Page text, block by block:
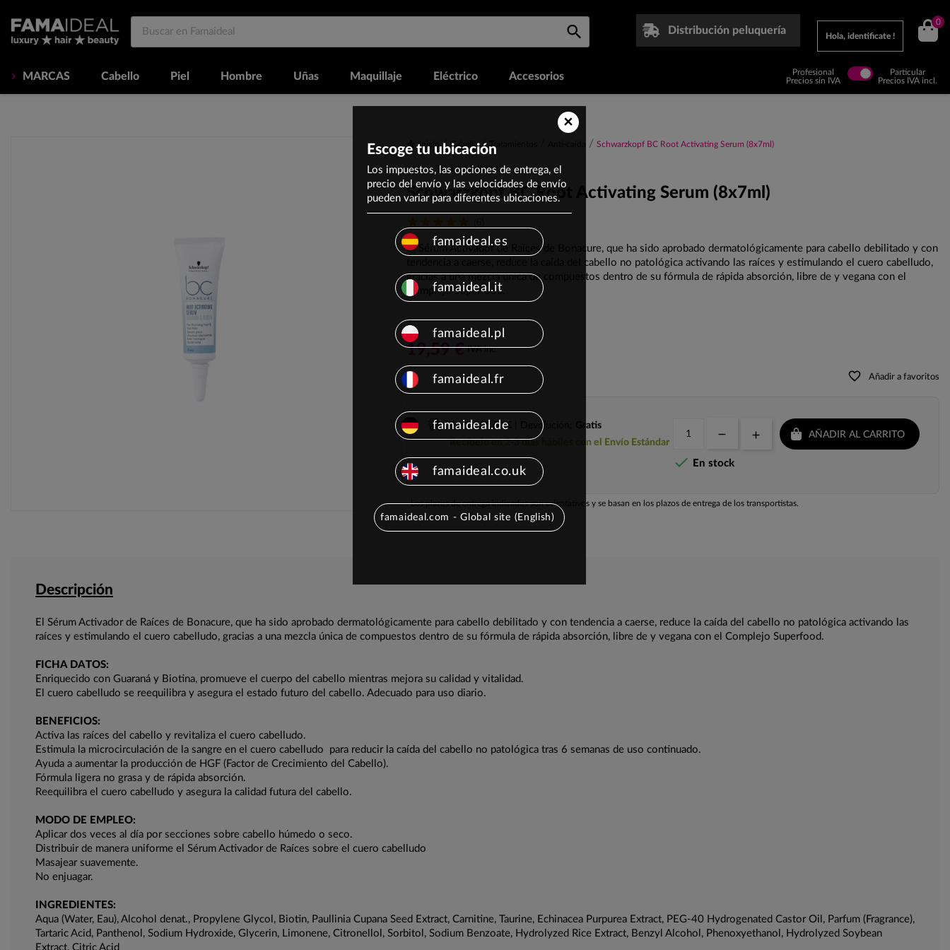
Distribución peluquería
Hola, identificate !
0
MARCAS Cabello Piel Hombre Uñas Maquillaje Eléctrico Accesorios
Profesional
Precios sin IVA
Particular
Precios IVA incl.
Inicio Cabello Schwarzkopf BC Root Activating Serum (8x7ml)
Marca: SCHWARZKOPF
Schwarzkopf BC Root Activating Serum (8x7ml)
El Sérum Activador de Raíces de Bonacure, que ha sido aprobado dermatológicamente para cabello debilitado y con
tendencia a caerse, reduce la caída del cabello no patológica activando las raíces y estimulando el cuero cabelludo,
gracias a una mezcla única de compuestos dentro de su fórmula de rápida absorción, libre de y vegana con el
Complejo Superfood.
19,59 € IVA inc.
favorite_border Añadir a favoritos
Envío:21,60 € | Devolución:
Gratis
Recíbelo en 2-3 días hábiles con el Envío Estándar
AÑADIR AL CARRITO
 En stock
Los plazos de entrega indicados son orientativos y se basan en los plazos de entrega de los transportistas.
Descripción
El Sérum Activador de Raíces de Bonacure, que ha sido aprobado dermatológicamente para cabello debilitado y con tendencia a caerse, reduce la caída del cabello no patológica activando las
raíces y estimulando el cuero cabelludo, gracias a una mezcla única de compuestos dentro de su fórmula de rápida absorción, libre de y vegana con el Complejo Superfood.
FICHA DATOS:
Enriquecido con Guaraná y Biotina, promueve el cuerpo del cabello mientras mejora su calidad y vitalidad.
El cuero cabelludo se reequilibra y asegura el estado futuro del cabello. Adecuado para uso diario.
BENEFICIOS:
Activa las raíces del cabello y revitaliza el cuero cabelludo.
Estimula la microcirculación de la sangre en el cuero cabelludo para reducir la caída del cabello no patológica tras 6 semanas de uso continuado.
Ayuda a aumentar la producción de HGF (Factor de Crecimiento del Cabello).
Fórmula ligera no grasa y de rápida absorción.
Reequilibra el cuero cabelludo y asegura la calidad futura del cabello.
MODO DE EMPLEO:
Aplicar dos veces al día por secciones sobre cabello húmedo o seco.
Distribuir de manera uniforme el Sérum Activador de Raíces sobre el cuero cabelludo
Masajear suavemente.
No enjuagar.
INGREDIENTES:
Aqua (Water, Eau), Alcohol denat., Propylene Glycol, Biotin, Paullinia Cupana Seed Extract, Carnitine, Taurine, Echinacea Purpurea Extract, PEG-40 Hydrogenated Castor Oil, Parfum (Fragrance),
Tartaric Acid, Panthenol, Sodium Hydroxide, Glycerin, Limonene, Citronellol, Sorbitol, Sodium Benzoate, Hydrolyzed Rice Extract, Benzyl Alcohol, Phenoxyethanol, Hydrolyzed Soybean
Extract, Citric Acid
×
Escoge tu ubicación
Los impuestos, las opciones de entrega, el
precio del envío y las velocidades de envío
pueden variar para diferentes ubicaciones.
famaideal.es
famaideal.it
famaideal.pl
famaideal.fr
famaideal.de
famaideal.co.uk
famaideal.com - Global site (English)